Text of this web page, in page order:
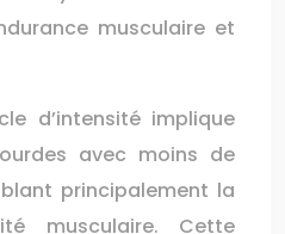
musculaire et
d’intensité implique
avec moins de
principalement la
musculaire. Cette